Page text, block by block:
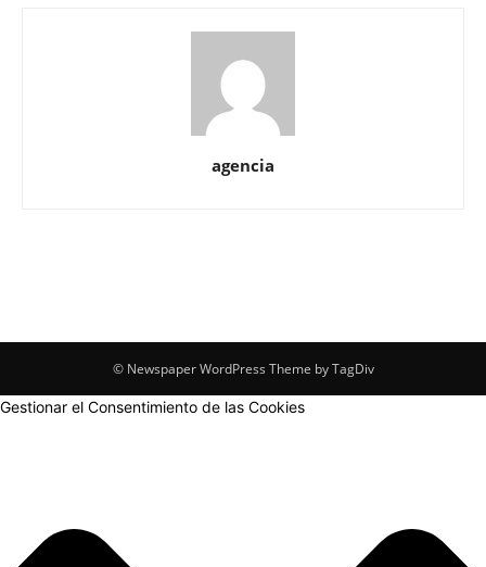
agencia
© Newspaper WordPress Theme by TagDiv
Gestionar el Consentimiento de las Cookies